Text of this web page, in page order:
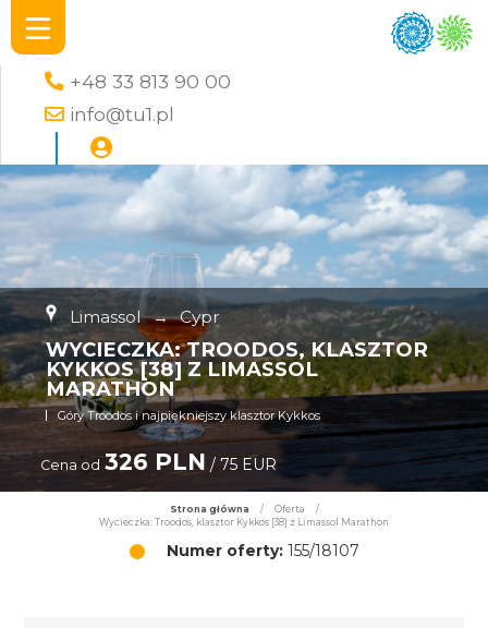
+48 33 813 90 00
info@tu1.pl
Limassol → Cypr
WYCIECZKA: TROODOS, KLASZTOR
KYKKOS [38] Z LIMASSOL
MARATHON
Góry Troodos i najpiękniejszy klasztor Kykkos
Cena od 326 PLN / 75 EUR
Strona główna / Oferta
/
Wycieczka: Troodos, klasztor Kykkos [38] z Limassol Marathon
Numer oferty:155/18107